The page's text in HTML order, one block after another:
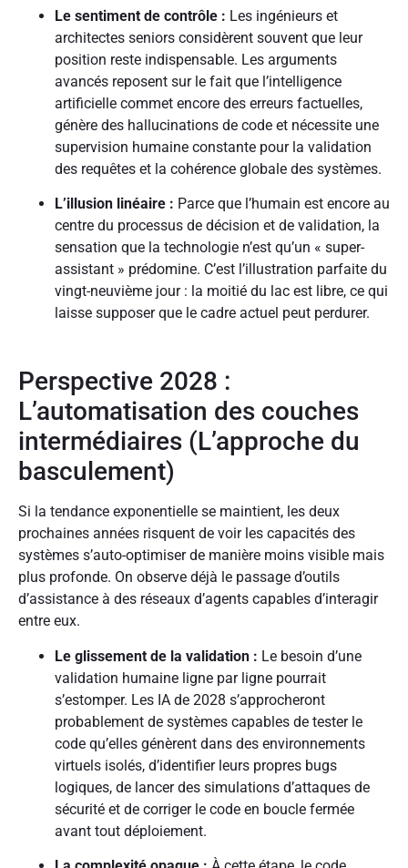
Le sentiment de contrôle : Les ingénieurs et
architectes seniors considèrent souvent que leur
position reste indispensable. Les arguments
avancés reposent sur le fait que l’intelligence
artificielle commet encore des erreurs factuelles,
génère des hallucinations de code et nécessite une
supervision humaine constante pour la validation
des requêtes et la cohérence globale des systèmes.
L’illusion linéaire : Parce que l’humain est encore au
centre du processus de décision et de validation, la
sensation que la technologie n’est qu’un « super-
assistant » prédomine. C’est l’illustration parfaite du
vingt-neuvième jour : la moitié du lac est libre, ce qui
laisse supposer que le cadre actuel peut perdurer.
Perspective 2028 :
L’automatisation des couches
intermédiaires (L’approche du
basculement)
Si la tendance exponentielle se maintient, les deux
prochaines années risquent de voir les capacités des
systèmes s’auto-optimiser de manière moins visible mais
plus profonde. On observe déjà le passage d’outils
d’assistance à des réseaux d’agents capables d’interagir
entre eux.
Le glissement de la validation : Le besoin d’une
validation humaine ligne par ligne pourrait
s’estomper. Les IA de 2028 s’approcheront
probablement de systèmes capables de tester le
code qu’elles génèrent dans des environnements
virtuels isolés, d’identifier leurs propres bugs
logiques, de lancer des simulations d’attaques de
sécurité et de corriger le code en boucle fermée
avant tout déploiement.